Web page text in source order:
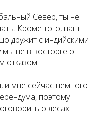
Север, ты не
Кроме того, наш
дружит с индийскими
не в восторге от
отказом.
и мне сейчас немного
поэтому
о лесах.